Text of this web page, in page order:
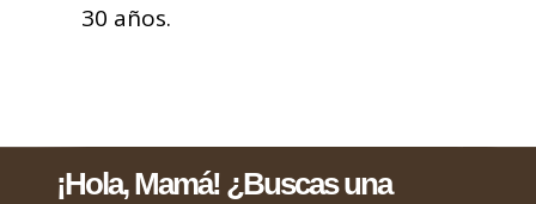
30 años.
¡Hola, Mamá! ¿Buscas una